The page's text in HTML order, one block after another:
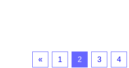
« 1 2 3 4